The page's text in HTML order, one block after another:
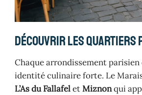
Découvrir les quartiers
Chaque arrondissement
identité culinaire forte. Le
L’As du FallafeletMiznonqui